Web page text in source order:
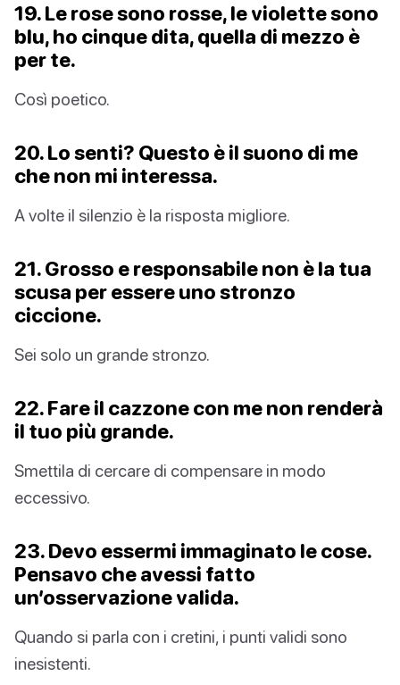
19. Le rose sono rosse, le violette sono
blu, ho cinque dita, quella di mezzo è
per te.
Così poetico.
20. Lo senti? Questo è il suono di me
che non mi interessa.
A volte il silenzio è la risposta migliore.
21. Grosso e responsabile non è la tua
scusa per essere uno stronzo
ciccione.
Sei solo un grande stronzo.
22. Fare il cazzone con me non renderà
il tuo più grande.
Smettila di cercare di compensare in modo
eccessivo.
23. Devo essermi immaginato le cose.
Pensavo che avessi fatto
un’osservazione valida.
Quando si parla con i cretini, i punti validi sono
inesistenti.